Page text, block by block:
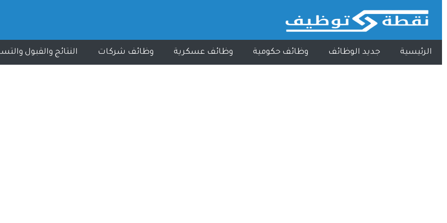
الرئيسية جديد الوظائف وظائف حكومية وظائف عسكرية وظائف شركات النتائج والقبول